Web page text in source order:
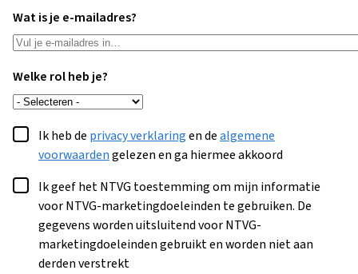
Wat is je e-mailadres?
Welke rol heb je?
Ik heb de privacy verklaringen dealgemene
voorwaardengelezen en ga hiermee akkoord
Ik geef het NTVG toestemming om mijn informatie
voor NTVG-marketingdoeleinden te gebruiken. De
gegevens worden uitsluitend voor NTVG-
marketingdoeleinden gebruikt en worden niet aan
derden verstrekt